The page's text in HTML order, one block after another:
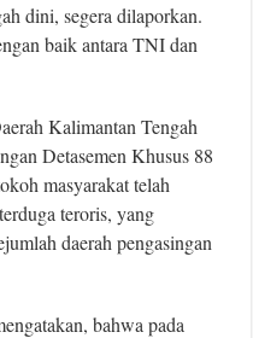
dini, segera dilaporkan.
baik antara TNI dan
Kalimantan Tengah
Detasemen Khusus 88
masyarakat telah
teroris, yang
daerah pengasingan
bahwa pada